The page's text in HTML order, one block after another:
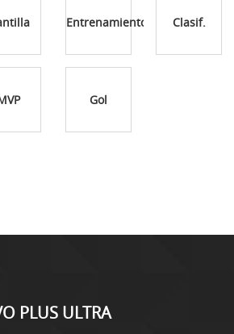
Entrenamientos Clasif.
Gol
PLUS ULTRA